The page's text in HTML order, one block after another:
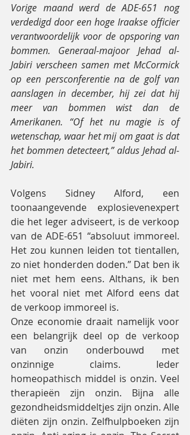
Vorige maand werd de ADE-651 nog
verdedigd door een hoge Iraakse officier
verantwoordelijk voor de opsporing van
bommen. Generaal-majoor Jehad al-
Jabiri verscheen samen met McCormick
op een persconferentie na de golf van
aanslagen in december, hij zei dat hij
meer van bommen wist dan de
Amerikanen. “Of het nu magie is of
wetenschap, waar het mij om gaat is dat
het bommen detecteert,” aldus Jehad al-
Jabiri.
Volgens Sidney Alford, een
toonaangevende explosievenexpert
die het leger adviseert, is de verkoop
van de ADE-651 “absoluut immoreel.
Het zou kunnen leiden tot tientallen,
zo niet honderden doden.” Dat ben ik
niet met hem eens. Althans, ik ben
het vooral niet met Alford eens dat
de verkoop immoreel is.
Onze economie draait namelijk voor
een belangrijk deel op de verkoop
van onzin onderbouwd met
onzinnige claims. Ieder
homeopathisch middel is onzin. Veel
therapieën zijn onzin. Bijna alle
gezondheidsmiddeltjes zijn onzin. Alle
diëten zijn onzin. Zelfhulpboeken zijn